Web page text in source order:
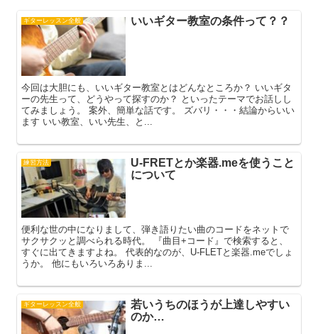
ギターレッスン全般 いいギター教室の条件って？？
今回は大胆にも、いいギター教室とはどんなところか？ いいギタ
ーの先生って、どうやって探すのか？ といったテーマでお話しし
てみましょう。 案外、簡単な話です。 ズバリ・・・結論からいい
ます いい教室、いい先生、と...
練習方法
U-FRETとか楽器.meを使うこと
について
便利な世の中になりまして、弾き語りたい曲のコードをネットで
サクサクッと調べられる時代。 『曲目+コード』で検索すると、
すぐに出てきますよね。 代表的なのが、U-FLETと楽器.meでしょ
うか。 他にもいろいろありま...
ギターレッスン全般
若いうちのほうが上達しやすい
のか…